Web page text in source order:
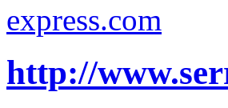
http://